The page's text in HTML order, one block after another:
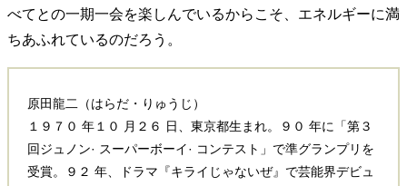
べてとの一期一会を楽しんでいるからこそ、エネルギーに満
ちあふれているのだろう。
原田龍二（はらだ・りゅうじ）
１９７０ 年１０ 月２６ 日、東京都生まれ。９０ 年に「第３
回ジュノン· スーパーボーイ· コンテスト」で準グランプリを
受賞。９２ 年、ドラマ『キライじゃないぜ』で芸能界デビュ